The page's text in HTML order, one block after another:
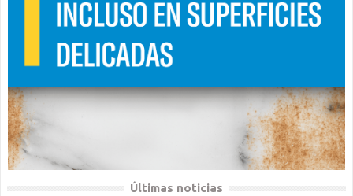
Últimas noticias